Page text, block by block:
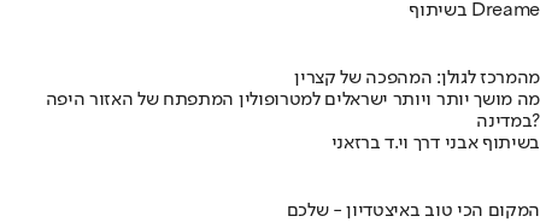
בשיתוף Dreame
מהמרכז לגולן: המהפכה של קצרין
מה מושך יותר ויותר ישראלים למטרופולין המתפתח של האזור היפה
במדינה?
בשיתוף אבני דרך וי.ד ברזאני
המקום הכי טוב באיצטדיון - שלכם